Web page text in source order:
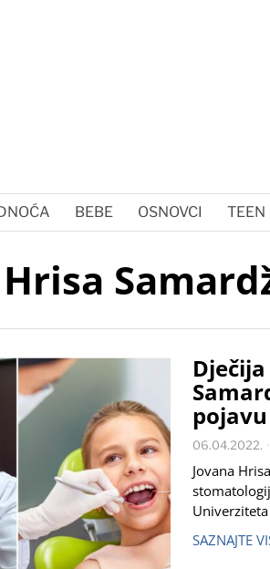
BEBE OSNOVCI TEEN
06.04.2022.
Jovana
SAZNAJTE